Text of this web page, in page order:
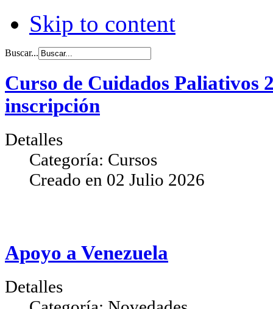
Skip to content
Buscar...
Curso de Cuidados Paliativos
inscripción
Detalles
Categoría: Cursos
Creado en 02 Julio 2026
Apoyo a Venezuela
Detalles